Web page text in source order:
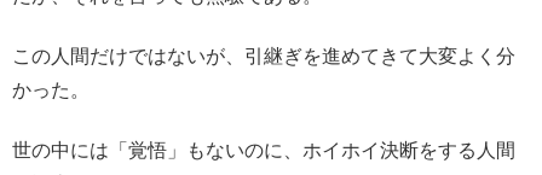
この人間だけではないが、引継ぎを進めてきて大変よく分
かった。
世の中には「覚悟」もないのに、ホイホイ決断をする人間